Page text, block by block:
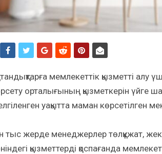
мемлекеттік қызметті алу
орталығының қызметкерін үйге
уақытта маман көрсетілген
жерде менеджерлер төлқұжат, жеке
қызметтерді қоспағанда